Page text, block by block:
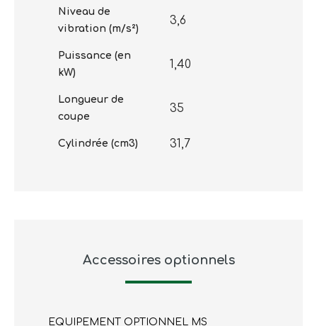
Niveau de
vibration (m/s²)
3,6
Puissance (en
kW)
1,40
Longueur de
coupe
35
Cylindrée (cm3) 31,7
Accessoires optionnels
EQUIPEMENT OPTIONNEL MS